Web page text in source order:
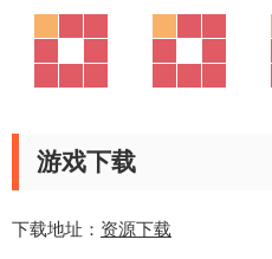
游戏下载
下载地址： 资源下载